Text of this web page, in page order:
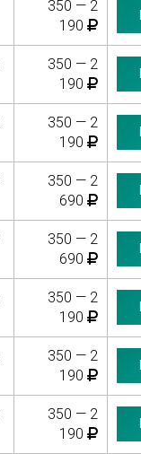
350 — 2
190
350 — 2
190
350 — 2
190
350 — 2
690
350 — 2
690
350 — 2
190
350 — 2
190
350 — 2
190